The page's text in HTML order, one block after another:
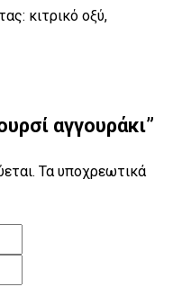
κιτρικό οξύ,
αγγουράκι”
Τα υποχρεωτικά